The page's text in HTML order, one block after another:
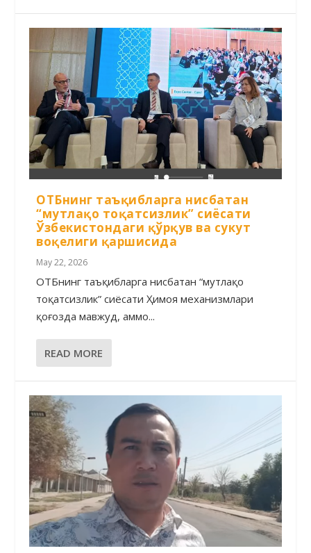
ОТБнинг таъқибларга нисбатан
“мутлақо тоқатсизлик” сиёсати
Ўзбекистондаги қўрқув ва сукут
воқелиги қаршисида
May 22, 2026
ОТБнинг таъқибларга нисбатан “мутлақо
тоқатсизлик” сиёсати Ҳимоя механизмлари
қоғозда мавжуд, аммо...
READ MORE